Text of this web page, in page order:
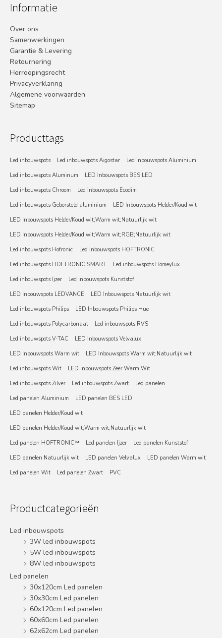
Informatie
Over ons
Samenwerkingen
Garantie & Levering
Retournering
Herroepingsrecht
Privacyverklaring
Algemene voorwaarden
Sitemap
Producttags
Led inbouwspots Led inbouwspots Aigostar
Led inbouwspots Aluminium
Led inbouwspots Aluminum
LED Inbouwspots BES LED
Led inbouwspots Chroom
Led inbouwspots Ecodim
Led inbouwspots Geborsteld aluminium
LED Inbouwspots Helder/Koud wit
LED Inbouwspots Helder/Koud wit;Warm wit;Natuurlijk wit
LED Inbouwspots Helder/Koud wit;Warm wit;RGB;Natuurlijk wit
Led inbouwspots Hofronic
Led inbouwspots HOFTRONIC
Led inbouwspots HOFTRONIC SMART
Led inbouwspots Homeylux
Led inbouwspots Ijzer
Led inbouwspots Kunststof
LED Inbouwspots LEDVANCE
LED Inbouwspots Natuurlijk wit
Led inbouwspots Philips
LED Inbouwspots Philips Hue
Led inbouwspots Polycarbonaat
Led inbouwspots RVS
Led inbouwspots V-TAC
LED Inbouwspots Velvalux
LED Inbouwspots Warm wit
LED Inbouwspots Warm wit;Natuurlijk wit
Led inbouwspots Wit
LED Inbouwspots Zeer Warm Wit
Led inbouwspots Zilver
Led inbouwspots Zwart
Led panelen
Led panelen Aluminium
LED panelen BES LED
LED panelen Helder/Koud wit
LED panelen Helder/Koud wit;Warm wit;Natuurlijk wit
Led panelen HOFTRONIC™
Led panelen Ijzer
Led panelen Kunststof
LED panelen Natuurlijk wit
LED panelen Velvalux
LED panelen Warm wit
Led panelen Wit
Led panelen Zwart PVC
Productcategorieën
Led inbouwspots
3W led inbouwspots
5W led inbouwspots
8W led inbouwspots
Led panelen
30x120cm Led panelen
30x30cm Led panelen
60x120cm Led panelen
60x60cm Led panelen
62x62cm Led panelen